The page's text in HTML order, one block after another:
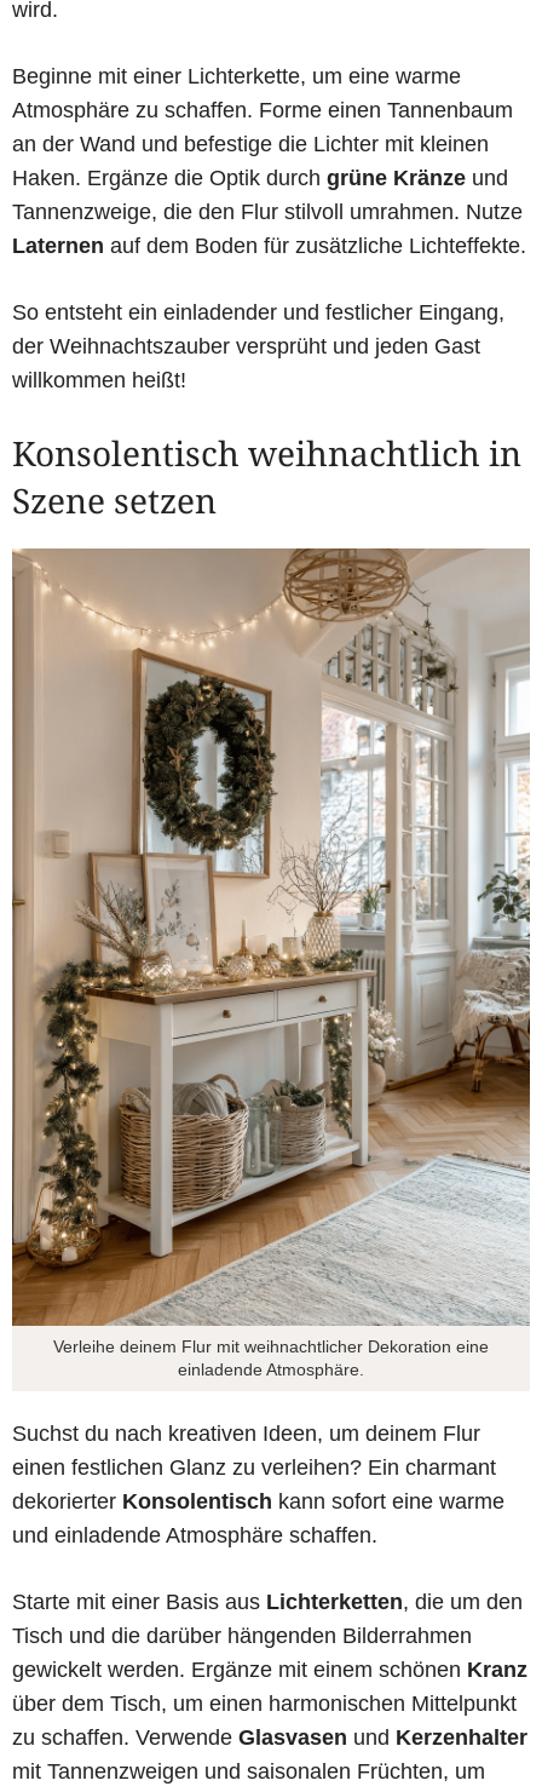
wird.
Beginne mit einer Lichterkette, um eine warme
Atmosphäre zu schaffen. Forme einen Tannenbaum
an der Wand und befestige die Lichter mit kleinen
Haken. Ergänze die Optik durch grüne Kränze und
Tannenzweige, die den Flur stilvoll umrahmen. Nutze
Laternen auf dem Boden für zusätzliche Lichteffekte.
So entsteht ein einladender und festlicher Eingang,
der Weihnachtszauber versprüht und jeden Gast
willkommen heißt!
Konsolentisch weihnachtlich in
Szene setzen
Verleihe deinem Flur mit weihnachtlicher Dekoration eine
einladende Atmosphäre.
Suchst du nach kreativen Ideen, um deinem Flur
einen festlichen Glanz zu verleihen? Ein charmant
dekorierter Konsolentisch kann sofort eine warme
und einladende Atmosphäre schaffen.
Starte mit einer Basis aus Lichterketten, die um den
Tisch und die darüber hängenden Bilderrahmen
gewickelt werden. Ergänze mit einem schönen Kranz
über dem Tisch, um einen harmonischen Mittelpunkt
zu schaffen. Verwende Glasvasen und Kerzenhalter
mit Tannenzweigen und saisonalen Früchten, um